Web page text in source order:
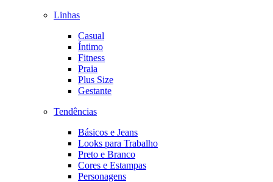
Linhas
Casual
Íntimo
Fitness
Praia
Plus Size
Gestante
Tendências
Básicos e Jeans
Looks para Trabalho
Preto e Branco
Cores e Estampas
Personagens